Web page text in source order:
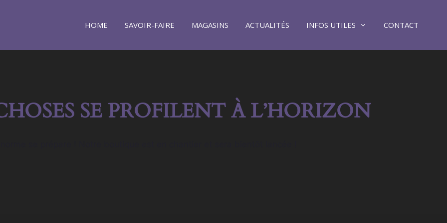
HOME SAVOIR-FAIRE MAGASINS ACTUALITÉS INFOS UTILES CONTACT
SE PROFILENT À L’HORIZON